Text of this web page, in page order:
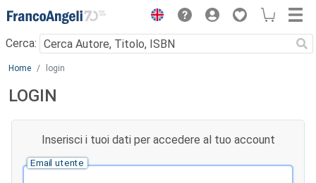
Menu
Cerca:
Main content
Home login
LOGIN
Inserisci i tuoi dati per accedere al tuo account
Email utente